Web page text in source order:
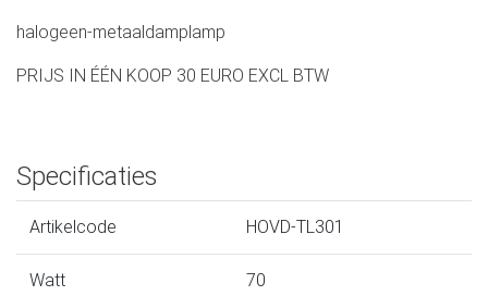
halogeen-metaaldamplamp
PRIJS IN ÉÉN KOOP 30 EURO EXCL BTW
Specificaties
Artikelcode HOVD-TL301
Watt 70